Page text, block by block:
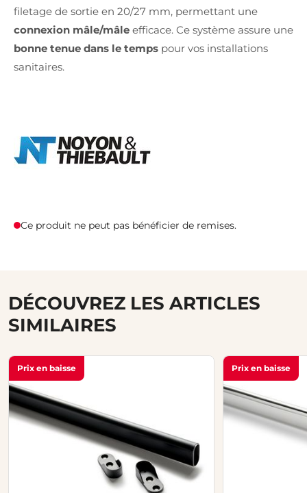
filetage de sortie en 20/27 mm, permettant une
connexion mâle/mâle efficace. Ce système assure une
bonne tenue dans le temps pour vos installations
sanitaires.
Ce produit ne peut pas bénéficier de remises.
DÉCOUVREZ LES ARTICLES
SIMILAIRES
Prix en baisse Prix en baisse